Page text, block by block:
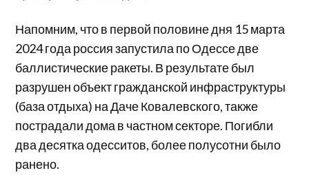
Напомним, что в первой половине дня 15 марта
2024 года россия запустила по Одессе две
баллистические ракеты. В результате был
разрушен объект гражданской инфраструктуры
(база отдыха) на Даче Ковалевского, также
пострадали дома в частном секторе. Погибли
два десятка одесситов, более полусотни было
ранено.